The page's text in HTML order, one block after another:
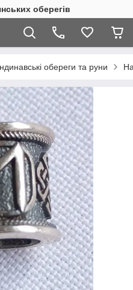
оберегів
обереги та руни